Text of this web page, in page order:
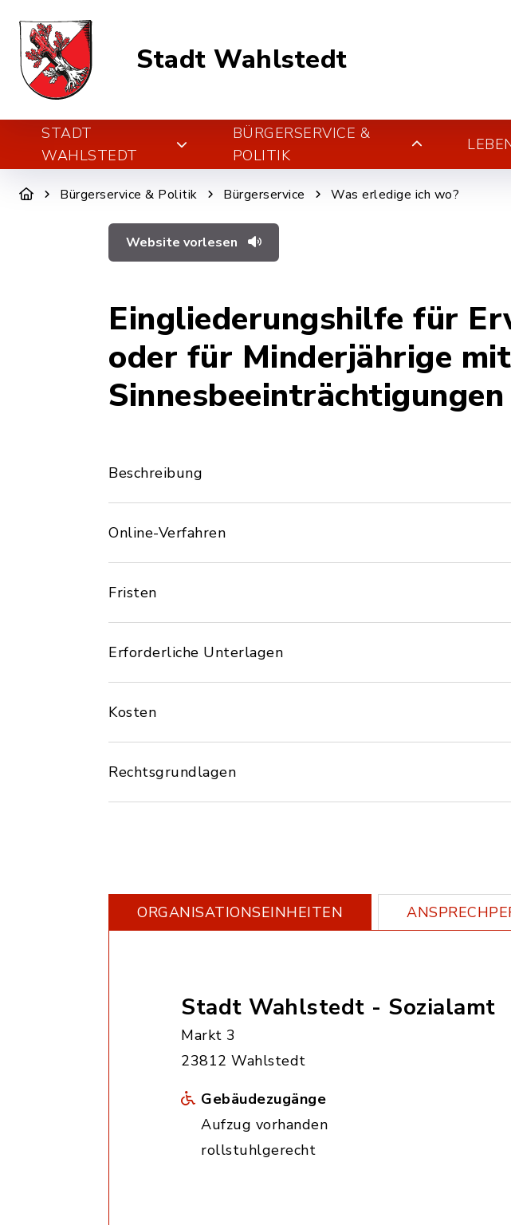
Stadt Wahlstedt
STADT
WAHLSTEDT
BÜRGERSERVICE &
POLITIK
Bürgerservice & Politik Bürgerservice Was erledige ich wo?
Website vorlesen
Eingliederungshilfe für
oder für Minderjährige
Beschreibung
Online-Verfahren
Fristen
Erforderliche Unterlagen
Kosten
Rechtsgrundlagen
ORGANISATIONS­EINHEITEN
Stadt Wahlstedt - Sozialamt
Markt 3
23812 Wahlstedt
Gebäudezugänge
Aufzug vorhanden
rollstuhlgerecht